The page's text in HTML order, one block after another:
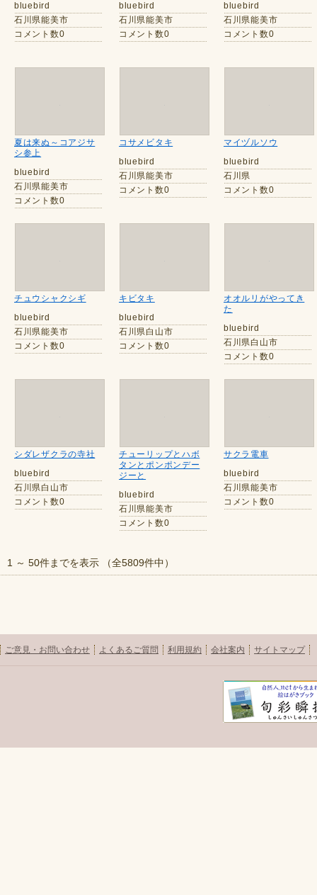
bluebird
石川県能美市
コメント数0
bluebird
石川県能美市
コメント数0
bluebird
石川県能美市
コメント数0
夏は来ぬ～コアジサ
シ参上
bluebird
石川県能美市
コメント数0
コサメビタキ
bluebird
石川県能美市
コメント数0
マイヅルソウ
bluebird
石川県
コメント数0
チュウシャクシギ
bluebird
石川県能美市
コメント数0
キビタキ
bluebird
石川県白山市
コメント数0
オオルリがやってき
た
bluebird
石川県白山市
コメント数0
シダレザクラの寺社
bluebird
石川県白山市
コメント数0
チューリップとハボ
タンとポンポンデー
ジーと
bluebird
石川県能美市
コメント数0
サクラ電車
bluebird
石川県能美市
コメント数0
1 ～ 50件までを表示 （全5809件中）
ご意見・お問い合わせ よくあるご質問 利用規約 会社案内 サイトマップ